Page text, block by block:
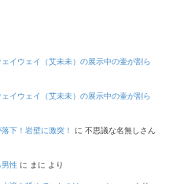
イウェイ（艾未未）の展示中の壷が割ら
イウェイ（艾未未）の展示中の壷が割ら
下！岩壁に激突！ に 不思議な名無しさん
男性 に まに より